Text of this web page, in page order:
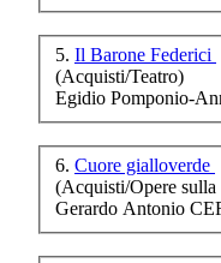
5. Il Barone Federici
(Acquisti/Teatro)
Egidio Pomponio-
6. Cuore gialloverde
(Acquisti/Opere sulla
Gerardo Antonio